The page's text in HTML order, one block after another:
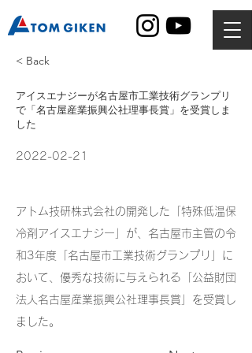
< Back
アイスエナジーが名古屋市工業技術グランプリ
で「名古屋産業振興公社理事長賞」を受賞しま
した
2022-02-21
アトム技研株式会社の開発した「特殊低温保
冷剤アイスエナジー」が、名古屋市主管の令
和3年度「名古屋市工業技術グランプリ」に
おいて、優秀な技術に与えられる「公益財団
法人名古屋産業振興公社理事長賞」を受賞し
ました。